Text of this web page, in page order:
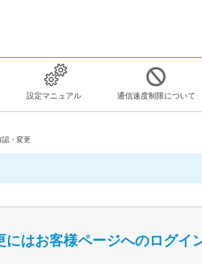
設定マニュアル 通信速度制限について
認・変更
はお客様ページへのログイ